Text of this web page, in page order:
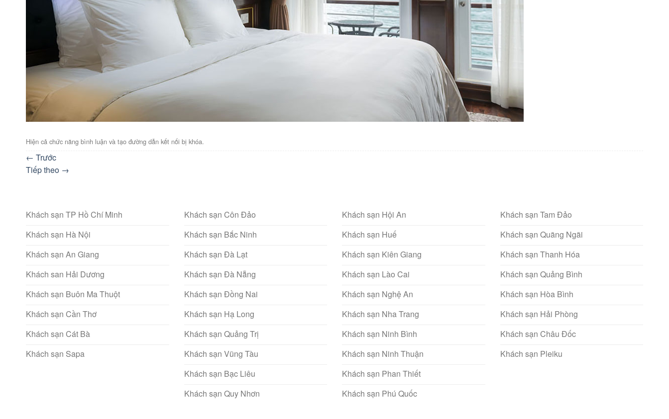
Hiện cả chức năng bình luận và tạo đường dẫn kết nối bị khóa.
← Trước
Tiếp theo →
Khách sạn TP Hồ Chí Minh
Khách sạn Hà Nội
Khách sạn An Giang
Khách san Hải Dương
Khách sạn Buôn Ma Thuột
Khách sạn Cần Thơ
Khách sạn Cát Bà
Khách sạn Sapa
Khách sạn Côn Đảo
Khách sạn Bắc Ninh
Khách sạn Đà Lạt
Khách sạn Đà Nẵng
Khách sạn Đồng Nai
Khách sạn Hạ Long
Khách sạn Quảng Trị
Khách sạn Vũng Tàu
Khách sạn Bạc Liêu
Khách sạn Quy Nhơn
Khách sạn Hội An
Khách sạn Huế
Khách sạn Kiên Giang
Khách sạn Lào Cai
Khách sạn Nghệ An
Khách sạn Nha Trang
Khách sạn Ninh Bình
Khách sạn Ninh Thuận
Khách sạn Phan Thiết
Khách sạn Phú Quốc
Khách sạn Tam Đảo
Khách sạn Quãng Ngãi
Khách sạn Thanh Hóa
Khách sạn Quảng Bình
Khách sạn Hòa Bình
Khách sạn Hải Phòng
Khách sạn Châu Đốc
Khách sạn Pleiku